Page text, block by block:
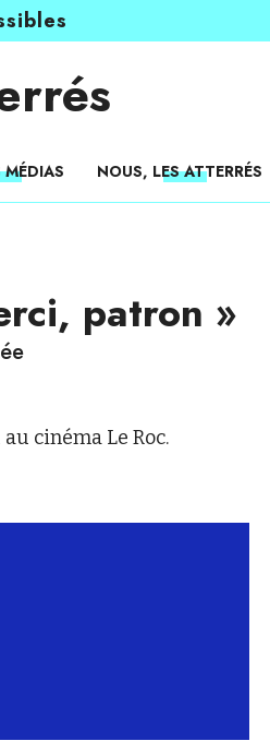
MÉDIAS NOUS, LES ATTERRÉS
patron »
cinéma Le Roc.